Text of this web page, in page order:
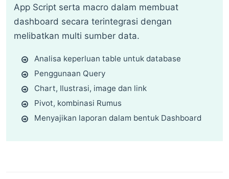
App Script serta macro dalam membuat
dashboard secara terintegrasi dengan
melibatkan multi sumber data.
Analisa keperluan table untuk database
Penggunaan Query
Chart, Ilustrasi, image dan link
Pivot, kombinasi Rumus
Menyajikan laporan dalam bentuk Dashboard